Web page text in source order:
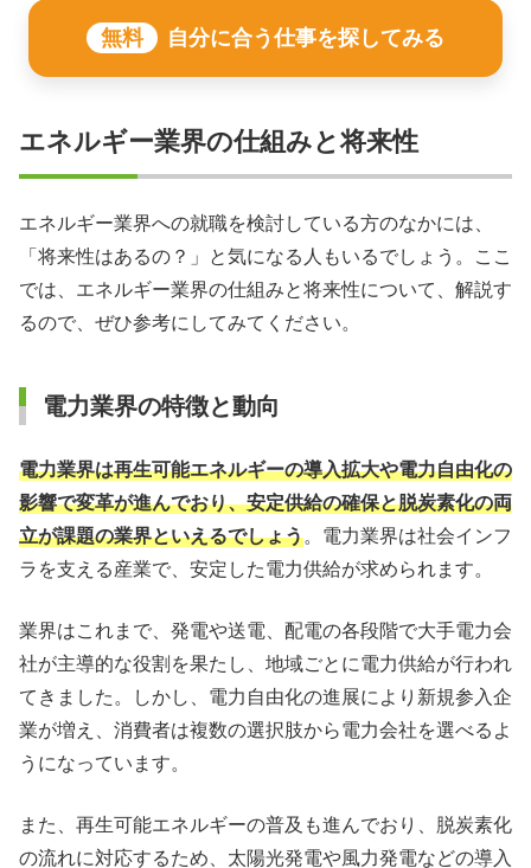
無料 自分に合う仕事を探してみる
エネルギー業界の仕組みと将来性
エネルギー業界への就職を検討している方のなかには、
「将来性はあるの？」と気になる人もいるでしょう。ここ
では、エネルギー業界の仕組みと将来性について、解説す
るので、ぜひ参考にしてみてください。
電力業界の特徴と動向
電力業界は再生可能エネルギーの導入拡大や電力自由化の
影響で変革が進んでおり、安定供給の確保と脱炭素化の両
立が課題の業界といえるでしょう。電力業界は社会インフ
ラを支える産業で、安定した電力供給が求められます。
業界はこれまで、発電や送電、配電の各段階で大手電力会
社が主導的な役割を果たし、地域ごとに電力供給が行われ
てきました。しかし、電力自由化の進展により新規参入企
業が増え、消費者は複数の選択肢から電力会社を選べるよ
うになっています。
また、再生可能エネルギーの普及も進んでおり、脱炭素化
の流れに対応するため、太陽光発電や風力発電などの導入